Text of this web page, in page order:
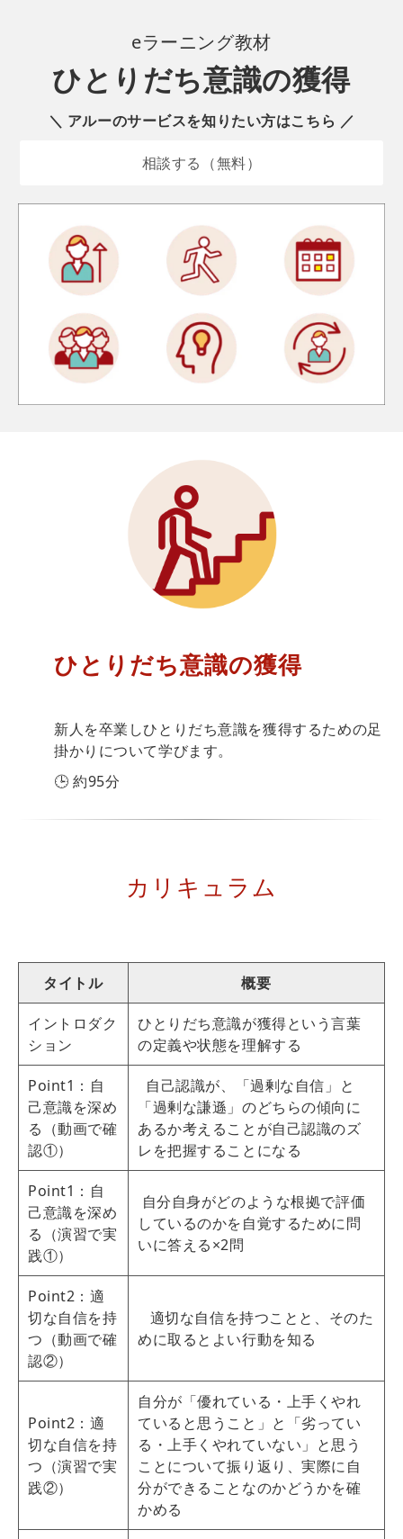
eラーニング教材
ひとりだち意識の獲得
＼ アルーのサービスを知りたい方はこちら ／
相談する（無料）
ひとりだち意識の獲得
新人を卒業しひとりだち意識を獲得するための足
掛かりについて学びます。
🕒 約95分
カリキュラム
タイトル 概要
イントロダク
ション
ひとりだち意識が獲得という言葉
の定義や状態を理解する
Point1：自
己意識を深め
る（動画で確
認①）
自己認識が、「過剰な自信」と
「過剰な謙遜」のどちらの傾向に
あるか考えることが自己認識のズ
レを把握することになる
Point1：自
己意識を深め
る（演習で実
践①）
自分自身がどのような根拠で評価
しているのかを自覚するために問
いに答える×2問
Point2：適
切な自信を持
つ（動画で確
認②）
適切な自信を持つことと、そのた
めに取るとよい行動を知る
Point2：適
切な自信を持
つ（演習で実
践②）
自分が「優れている・上手くやれ
ていると思うこと」と「劣ってい
る・上手くやれていない」と思う
ことについて振り返り、実際に自
分ができることなのかどうかを確
かめる